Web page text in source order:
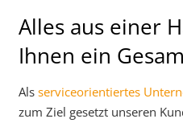
Alles aus einer
Ihnen ein
Als serviceorientiertes
zum Ziel gesetzt unseren